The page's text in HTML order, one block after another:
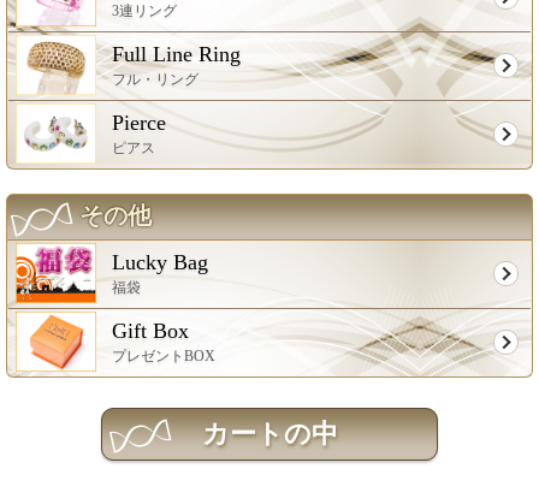
3連リング
Full Line Ring
フル・リング
Pierce
ピアス
その他
Lucky Bag
福袋
Gift Box
プレゼントBOX